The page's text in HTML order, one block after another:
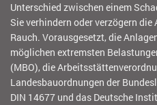
Unterschied zwischen einem
Sie verhindern oder verzögern
Rauch. Vorausgesetzt, die
möglichen extremsten
(MBO), die
Landesbauordnungen der
DIN 14677 und das Deutsche